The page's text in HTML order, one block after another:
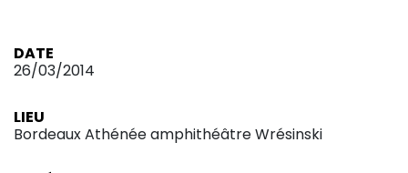
DATE
26/03/2014
LIEU
Bordeaux Athénée amphithéâtre Wrésinski